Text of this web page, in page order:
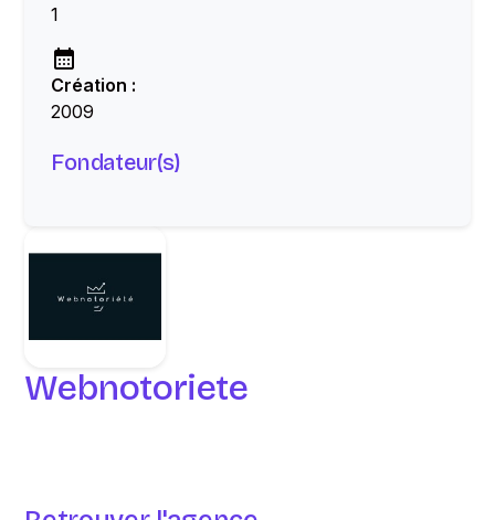
Webnotoriete
1
Création :
2009
Fondateur(s)